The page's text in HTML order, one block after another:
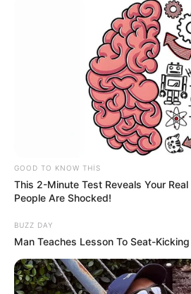
Bizi Facebook-da
izləyin
Bizə yazın: (+99450)
BOMBALANIR
05 Avqust 2026, 20:47
GOOD TO KNOW THIS
This 2-Minute Test Reveals Your
People Are Shocked!
BUZZ DAY
Man Teaches Lesson To Seat-